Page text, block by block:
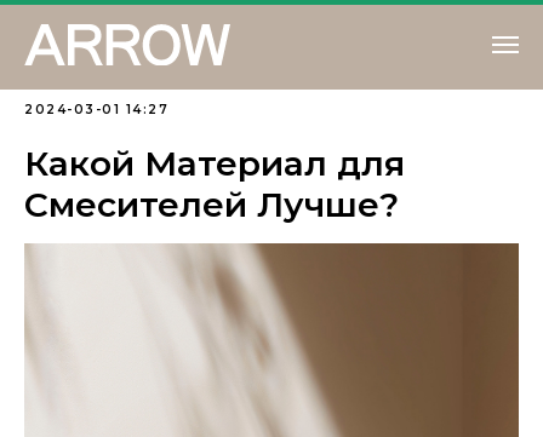
2024-03-01 14:27
Какой Материал для
Смесителей Лучше?